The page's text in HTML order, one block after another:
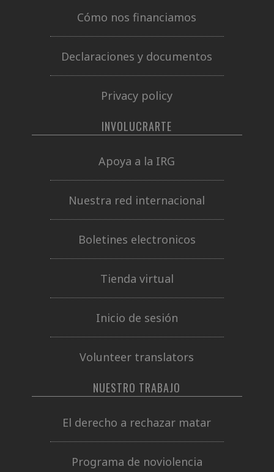
Cómo nos financiamos
Declaraciones y documentos
Privacy policy
INVOLUCRARTE
Apoya a la IRG
Nuestra red internacional
Boletines electronicos
Tienda virtual
Inicio de sesión
Volunteer translators
NUESTRO TRABAJO
El derecho a rechazar matar
Programa de noviolencia